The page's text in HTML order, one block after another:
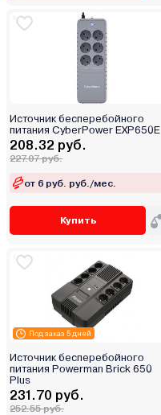
Источник бесперебойного
питания CyberPower EXP650E
208.32 руб.
227.07 руб.
от 6 руб. руб./мес.
Купить
Под заказ 5 дней
Источник бесперебойного
питания Powerman Brick 650
Plus
231.70 руб.
252.55 руб.